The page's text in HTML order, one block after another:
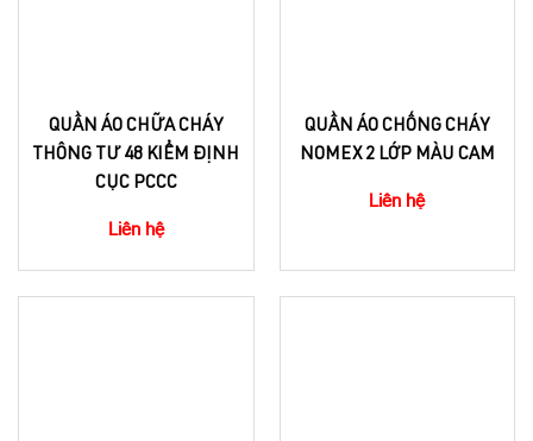
QUẦN ÁO CHỮA CHÁY
THÔNG TƯ 48 KIỂM ĐỊNH
CỤC PCCC
Liên hệ
QUẦN ÁO CHỐNG CHÁY
NOMEX 2 LỚP MÀU CAM
Liên hệ